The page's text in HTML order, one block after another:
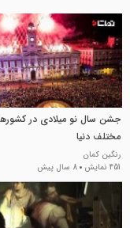
جشن سال نو میلادی در
مختلف دنیا
رنگین کمان
451 نمایش
8 سال پیش